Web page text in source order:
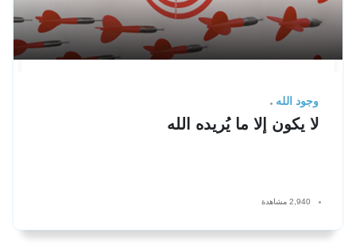
وجود الله
لا يكون إلا ما يُريده الله
2,940 مشاهدة